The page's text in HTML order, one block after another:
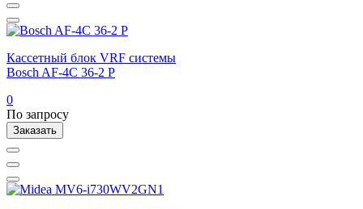
Кассетный блок VRF системы
Bosch AF-4C 36-2 P
0
По запросу
Заказать